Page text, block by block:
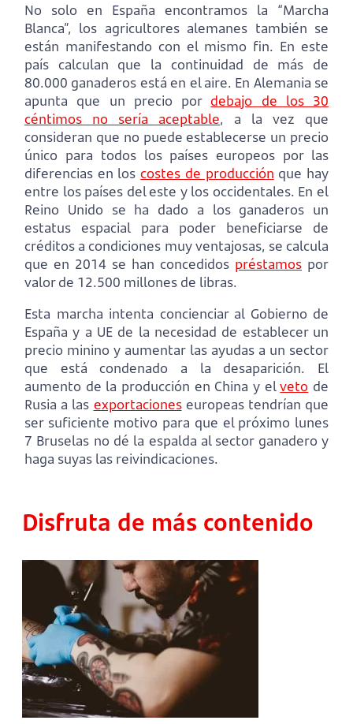
No solo en España encontramos la “Marcha
Blanca”, los agricultores alemanes también se
están manifestando con el mismo fin. En este
país calculan que la continuidad de más de
80.000 ganaderos está en el aire. En Alemania se
apunta que un precio por debajo de los 30
céntimos no sería aceptable, a la vez que
consideran que no puede establecerse un precio
único para todos los países europeos por las
diferencias en loscostes de producción que hay
entre los países del este y los occidentales. En el
Reino Unido se ha dado a los ganaderos un
estatus espacial para poder beneficiarse de
créditos a condiciones muy ventajosas, se calcula
que en 2014 se han concedidos préstamos por
valor de 12.500 millones de libras.
Esta marcha intenta concienciar al Gobierno de
España y a UE de la necesidad de establecer un
precio minino y aumentar las ayudas a un sector
que está condenado a la desaparición. El
aumento de la producción en China y elveto de
Rusia a las exportacioneseuropeas tendrían que
ser suficiente motivo para que el próximo lunes
7 Bruselas no dé la espalda al sector ganadero y
haga suyas las reivindicaciones.
Disfruta de más contenido